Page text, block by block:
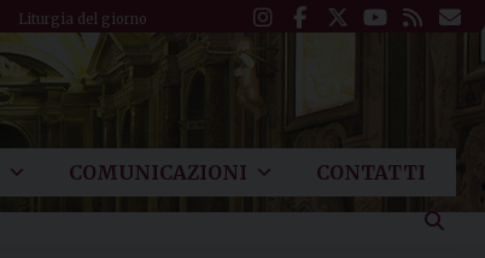
Liturgia del giorno
COMUNICAZIONI CONTATTI